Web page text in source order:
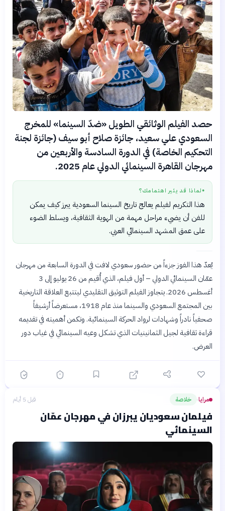
حصد الفيلم الوثائقي الطويل «ضدّ السينما» للمخرج
السعودي علي سعيد، جائزة صلاح أبو سيف (جائزة لجنة
التحكيم الخاصة) في الدورة السادسة والأربعين من
مهرجان القاهرة السينمائي الدولي عام 2025.
● لماذا قد يثير اهتمامك؟
هذا التكريم لفيلم يعالج تاريخ السينما السعودية يبرز كيف يمكن
للفن أن يضيء مراحل مهمة من الهوية الثقافية، ويسلط الضوء
على عمق المشهد السينمائي العربي.
يُعدّ هذا الفوز جزءاً من حضور سعودي لافت في الدورة السابعة من مهرجان
عمّان السينمائي الدولي – أول فيلم، الذي أُقيم من 26 يوليو إلى 3
أغسطس 2026. يتجاوز الفيلم التوثيق التقليدي ليتتبع العلاقة التاريخية
بين المجتمع السعودي والسينما منذ عام 1918، مستعرضاً أرشيفاً
صحفياً نادراً وشهادات لرواد الحركة السينمائية. وتكمن أهميته في تقديمه
قراءة ثقافية لجيل الثمانينيات الذي تشكل وعيه السينمائي في غياب دور
العرض.
مرايا› خلاصة قبل 5 أيام
فيلمان سعوديان يبرزان في مهرجان عمّان
السينمائي